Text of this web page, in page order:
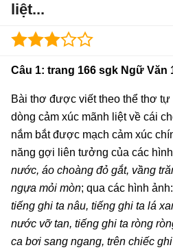
liệt...
Câu 1: trang 166 sgk Ngữ Văn
Bài thơ được viết theo thể thơ tự
dòng cảm xúc mãnh liệt về cái
nắm bắt được mạch cảm xúc
năng gợi liên tưởng của các
nước, áo choàng đỏ gắt, vầng
ngựa mỏi mòn; qua các hình ảnh:
tiếng ghi ta nâu, tiếng ghi ta lá
nước vỡ tan, tiếng ghi ta ròng
ca bơi sang ngang, trên chiếc